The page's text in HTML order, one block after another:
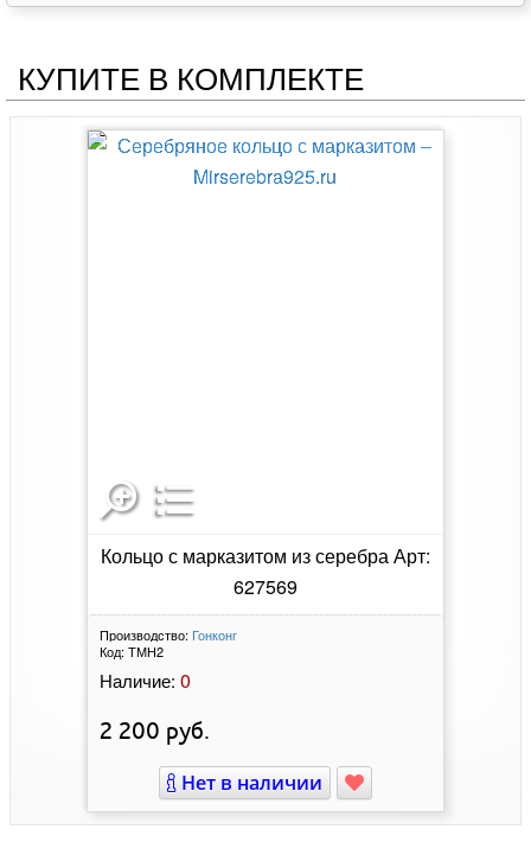
КУПИТЕ В КОМПЛЕКТЕ
Кольцо с марказитом из серебра Арт:
627569
Производство: Гонконг
Код: ТМН2
Наличие: 0
2 200 руб.
Нет в наличии